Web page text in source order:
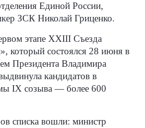
Единой России,
ЗСК Николай Гриценко.
этапе XXIII Съезда
который состоялся 28 июня в
Президента Владимира
кандидатов в
IX созыва — более 600
списка вошли: министр